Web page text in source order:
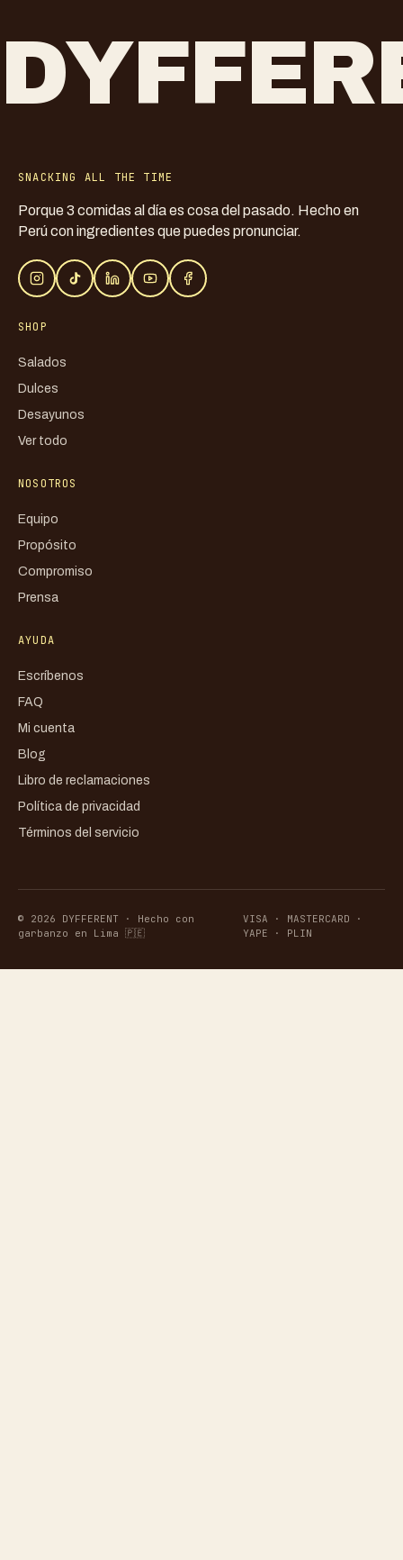
SNACKING ALL THE TIME
Porque 3 comidas al día es cosa del pasado. Hecho en
Perú con ingredientes que puedes pronunciar.
SHOP
Salados
Dulces
Desayunos
Ver todo
NOSOTROS
Equipo
Propósito
Compromiso
Prensa
AYUDA
Escríbenos
FAQ
Mi cuenta
Blog
Libro de reclamaciones
Política de privacidad
Términos del servicio
© 2026 DYFFERENT · Hecho con
garbanzo en Lima 🇵🇪
VISA · MASTERCARD ·
YAPE · PLIN